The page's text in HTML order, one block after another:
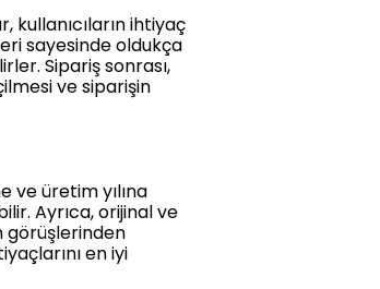
ihtiyaç
sayesinde oldukça
Sipariş sonrası,
ve siparişin
ve üretim yılına
Ayrıca, orijinal ve
görüşlerinden
en iyi